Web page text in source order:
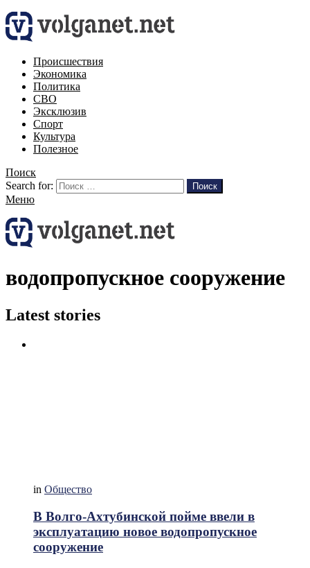
Происшествия
Экономика
Политика
СВО
Эксклюзив
Спорт
Культура
Полезное
Поиск
Search for:
Поиск
Меню
водопропускное сооружение
Latest stories
in Общество
В Волго-Ахтубинской пойме ввели в
эксплуатацию новое водопропускное
сооружение